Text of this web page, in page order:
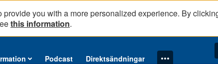
you with a more personalized experience. By
this information.
Podcast Direktsändningar